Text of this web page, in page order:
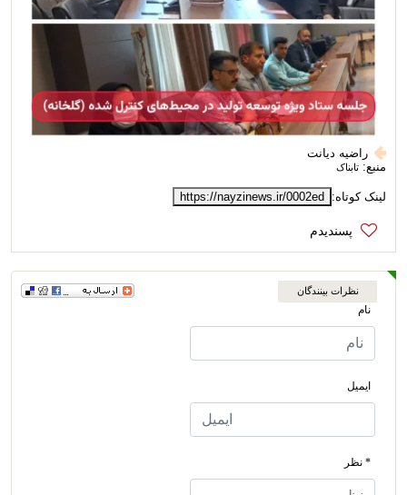
راضیه دیانت
منبع: تابناک
لینک کوتاه: https://nayzinews.ir/0002ed
نظرات بینندگان
نام
ایمیل
* نظر